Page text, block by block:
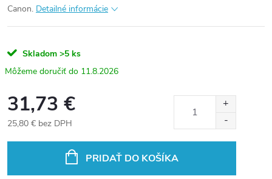
Canon. Detailné informácie
Skladom >5 ks
11.8.2026
31,73 €
25,80 € bez DPH
PRIDAŤ DO KOŠÍKA